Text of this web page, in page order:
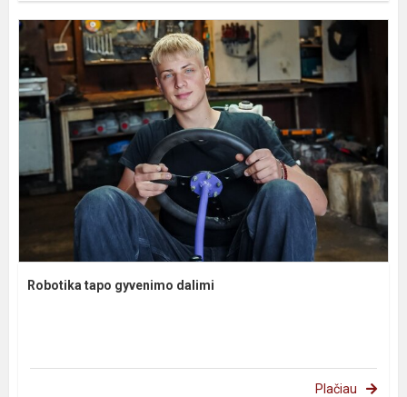
Robotika tapo gyvenimo dalimi
Plačiau